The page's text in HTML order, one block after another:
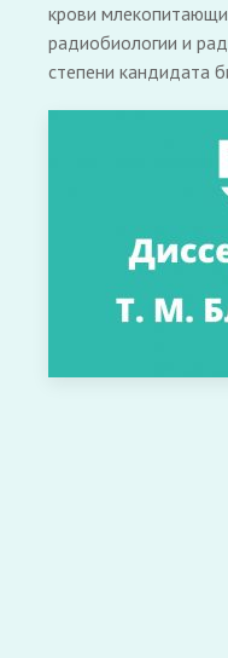
крови
радиобиологии и
степени кандидата